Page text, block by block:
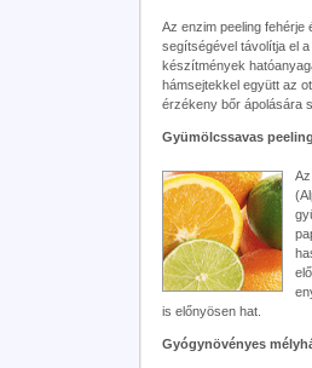
Az enzim peeling
segítségével távolítja el
készítmények
hámsejtekkel együtt az
érzékeny bőr ápolására
Gyümölcssavas
is előnyösen hat.
Gyógynövényes